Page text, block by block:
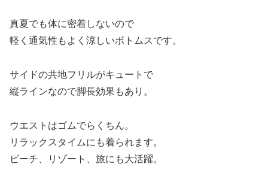
真夏でも体に密着しないので
軽く通気性もよく涼しいボトムスです。
サイドの共地フリルがキュートで
縦ラインなので脚長効果もあり。
ウエストはゴムでらくちん。
リラックスタイムにも着られます。
ビーチ、リゾート、旅にも大活躍。